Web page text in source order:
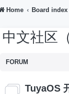
Home Board index
中文社区
FORUM
TuyaOS